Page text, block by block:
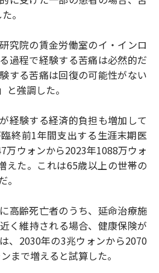
。
究院の賃金労働室のイ・インロ
過程で経験する苦痛は必然的だ
する苦痛は回復の可能性がない
強調した。
経験する経済的負担も増加して
終前1年間支出する生涯末期医
万ウォンから2023年1088万ウォ
えた。これは65歳以上の世帯の
高齢死亡者のうち、延命治療施
く維持される場合、健康保険が
、2030年の3兆ウォンから2070
まで増えると試算した。